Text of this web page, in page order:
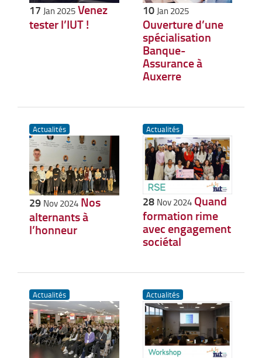
17 Jan 2025Venez
tester l’IUT !
10 Jan 2025
Ouverture d’une
spécialisation
Banque-
Assurance à
Auxerre
Actualités
29 Nov 2024 Nos
alternants à
l’honneur
Actualités
28 Nov 2024 Quand
formation rime
avec engagement
sociétal
Actualités Actualités